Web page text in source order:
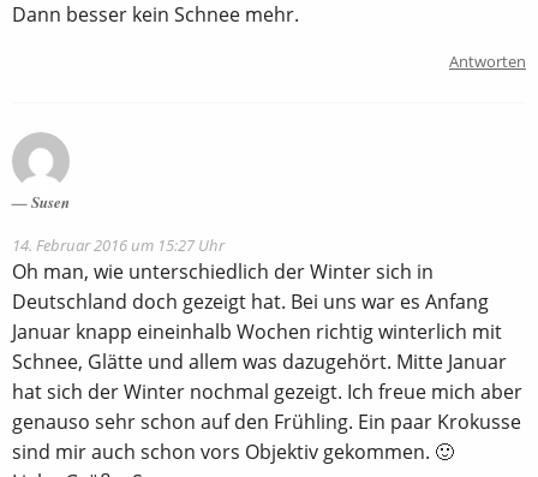
Dann besser kein Schnee mehr.
Antworten
Susen
14. Februar 2016 um 15:27 Uhr
Oh man, wie unterschiedlich der Winter sich in
Deutschland doch gezeigt hat. Bei uns war es Anfang
Januar knapp eineinhalb Wochen richtig winterlich mit
Schnee, Glätte und allem was dazugehört. Mitte Januar
hat sich der Winter nochmal gezeigt. Ich freue mich aber
genauso sehr schon auf den Frühling. Ein paar Krokusse
sind mir auch schon vors Objektiv gekommen. 🙂